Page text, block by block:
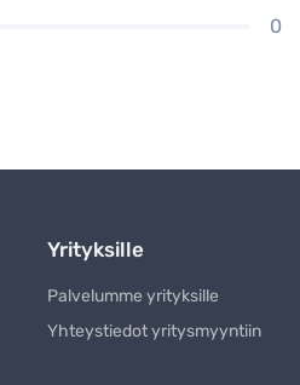
0
Yrityksille
Palvelumme yrityksille
Yhteystiedot yritysmyyntiin